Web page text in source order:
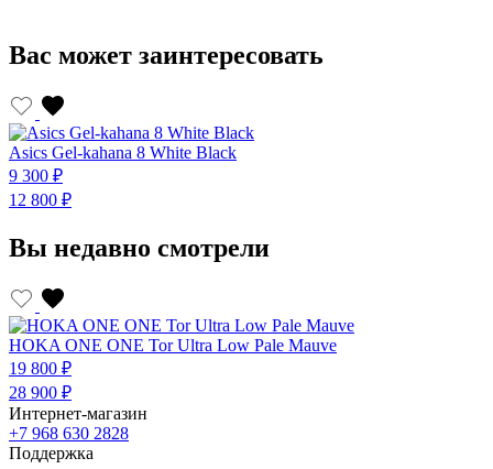
Вас может заинтересовать
Asics Gel-kahana 8 White Black
9 300 ₽
12 800 ₽
Вы недавно смотрели
HOKA ONE ONE Tor Ultra Low Pale Mauve
19 800 ₽
28 900 ₽
Интернет-магазин
+7 968 630 2828
Поддержка